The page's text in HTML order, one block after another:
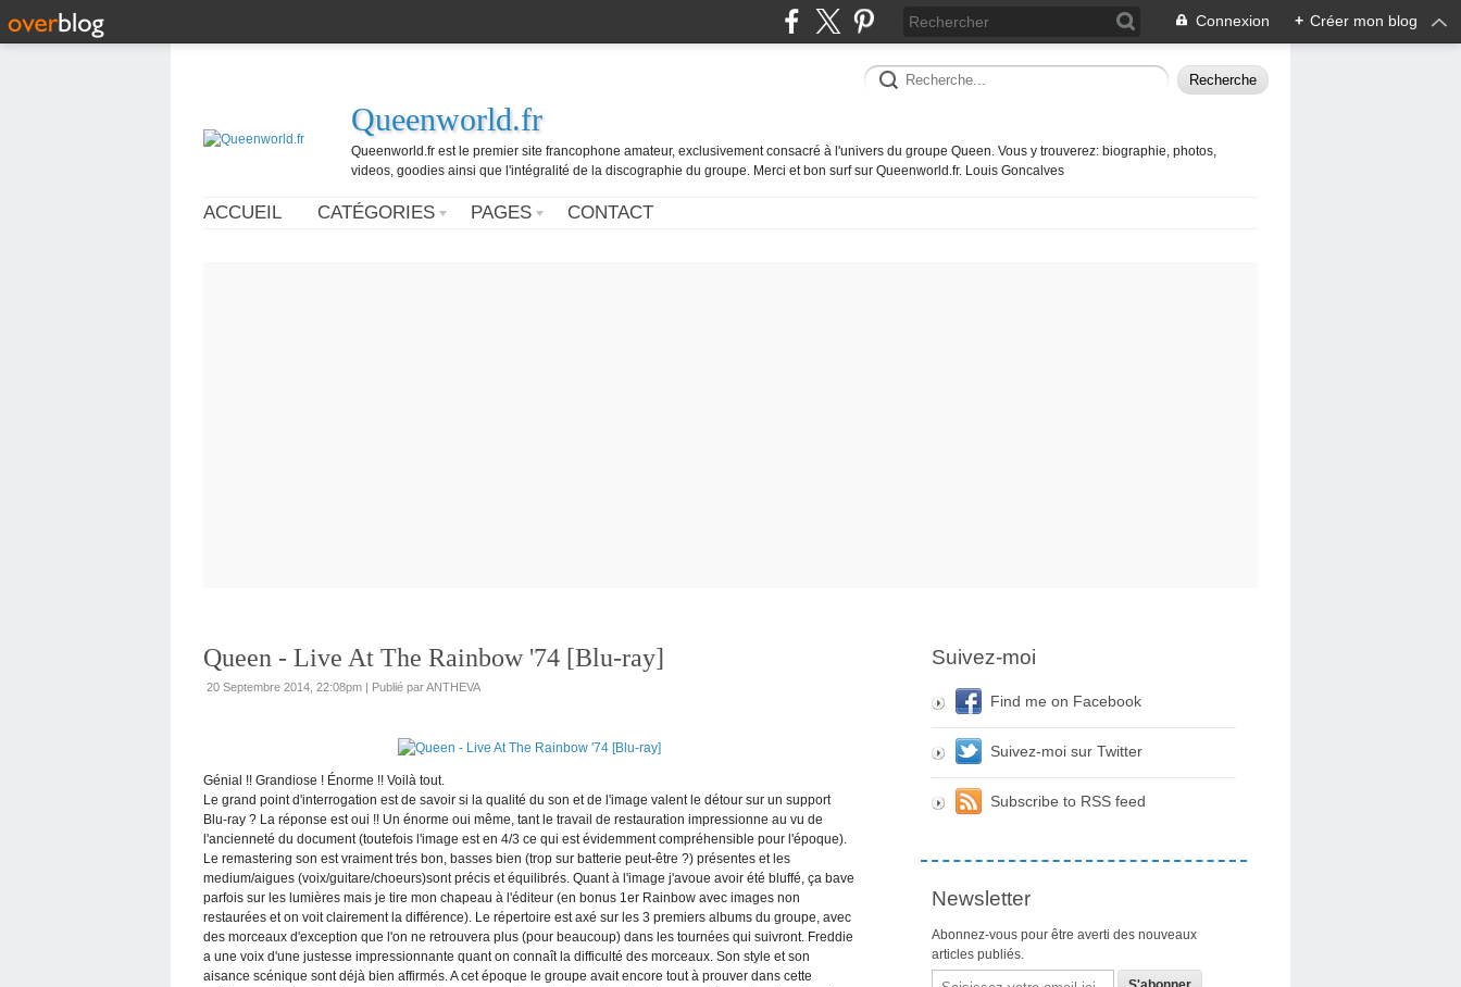
Connexion + Créer mon blog
Queenworld.fr
Queenworld.fr est le premier site francophone amateur, exclusivement consacré à l'univers du groupe Queen. Vous y trouverez: biographie, photos,
videos, goodies ainsi que l'intégralité de la discographie du groupe. Merci et bon surf sur Queenworld.fr. Louis Goncalves
ACCUEIL CATÉGORIES PAGES CONTACT
Queen - Live At The Rainbow '74 [Blu-ray]
20 Septembre 2014, 22:08pm | Publié par ANTHEVA
Génial !! Grandiose ! Énorme !! Voilà tout.
Le grand point d'interrogation est de savoir si la qualité du son et de l'image valent le détour sur un support
Blu-ray ? La réponse est oui !! Un énorme oui même, tant le travail de restauration impressionne au vu de
l'ancienneté du document (toutefois l'image est en 4/3 ce qui est évidemment compréhensible pour l'époque).
Le remastering son est vraiment trés bon, basses bien (trop sur batterie peut-être ?) présentes et les
medium/aigues (voix/guitare/choeurs)sont précis et équilibrés. Quant à l'image j'avoue avoir été bluffé, ça bave
parfois sur les lumières mais je tire mon chapeau à l'éditeur (en bonus 1er Rainbow avec images non
restaurées et on voit clairement la différence). Le répertoire est axé sur les 3 premiers albums du groupe, avec
des morceaux d'exception que l'on ne retrouvera plus (pour beaucoup) dans les tournées qui suivront. Freddie
a une voix d'une justesse impressionnante quant on connaît la difficulté des morceaux. Son style et son
aisance scénique sont déjà bien affirmés. A cet époque le groupe avait encore tout à prouver dans cette
Suivez-moi
Find me on Facebook
Suivez-moi sur Twitter
Subscribe to RSS feed
Newsletter
Abonnez-vous pour être averti des nouveaux
articles publiés.
Email